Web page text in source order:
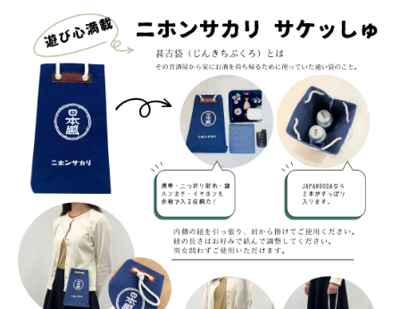
価格から探す
円 ～
検索